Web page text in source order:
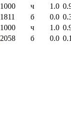
1000 ч 1.0
1811 б 0.0
1000 ч 1.0
2058 б 0.0